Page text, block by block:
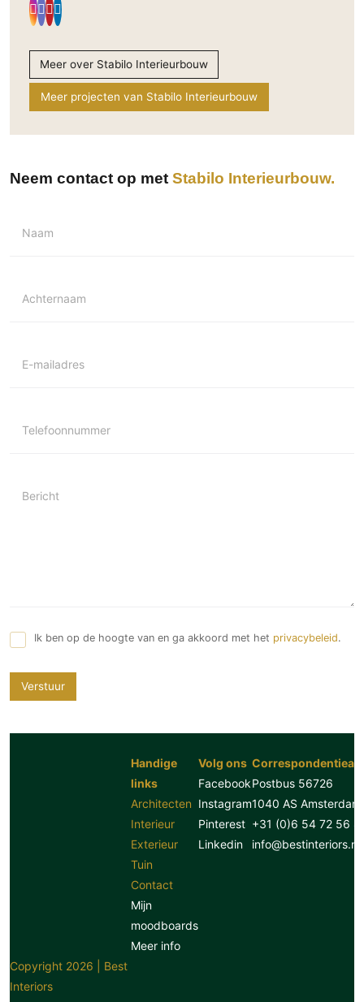
Meer over Stabilo Interieurbouw
Meer projecten van Stabilo Interieurbouw
Neem contact op met Stabilo Interieurbouw
Naam
Achternaam
E-mailadres
Telefoonnummer
Bericht
Ik ben op de hoogte van en ga akkoord met het privacybeleid.
Verstuur
Handige
links
Architecten
Interieur
Exterieur
Tuin
Contact
Mijn
moodboards
Meer info
Volg ons
Facebook
Instagram
Pinterest
Linkedin
Postbus 56726
1040 AS Amsterdam
+31 (0)6 54 72 56
info@bestinteriors.nl
Copyright 2026 | Best
Interiors